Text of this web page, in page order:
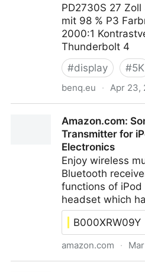
PD2730S 27
mit 98 % P3
2000:1
Thunderbolt 4
#display #5K
benq.eu · Apr 23,
Amazon.com:
Transmitter for
Electronics
Enjoy wireless
Bluetooth
functions of iPod
headset which
B000XRW09Y
amazon.com ·